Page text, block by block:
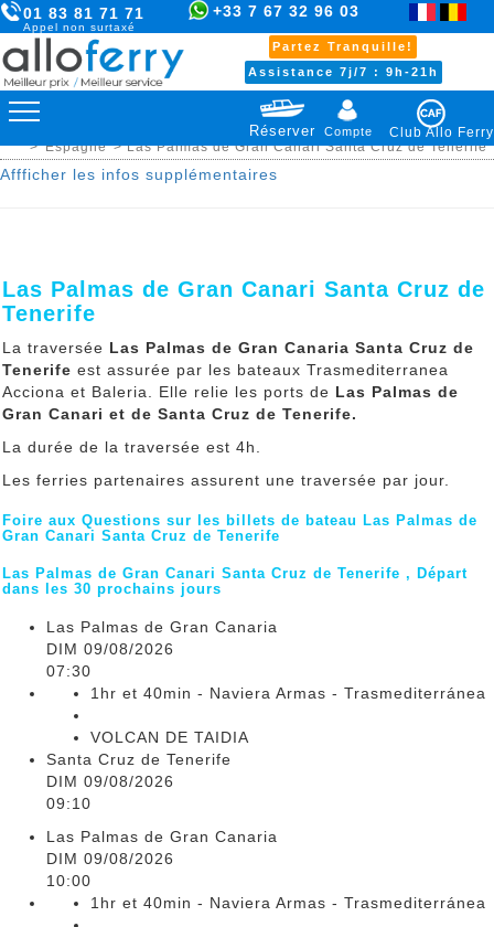
01 83 81 71 71
Appel non surtaxé
+33 7 67 32 96 03
Partez Tranquille!
Assistance 7j/7 : 9h-21h
Réserver Compte
Club Allo Ferry
>Espagne> Las Palmas de Gran Canari Santa Cruz de Tenerife
Affficher les infos supplémentaires
Las Palmas de Gran Canari Santa Cruz de
Tenerife
La traversée Las Palmas de Gran Canaria Santa Cruz de
Tenerife est assurée par les bateaux Trasmediterranea
Acciona et Baleria. Elle relie les ports de Las Palmas de
Gran Canari et de Santa Cruz de Tenerife.
La durée de la traversée est 4h.
Les ferries partenaires assurent une traversée par jour.
Foire aux Questions sur les billets de bateau Las Palmas de
Gran Canari Santa Cruz de Tenerife
Las Palmas de Gran Canari Santa Cruz de Tenerife , Départ
dans les 30 prochains jours
Las Palmas de Gran Canaria
DIM 09/08/2026
07:30
1hr et 40min - Naviera Armas - Trasmediterránea
VOLCAN DE TAIDIA
Santa Cruz de Tenerife
DIM 09/08/2026
09:10
Las Palmas de Gran Canaria
DIM 09/08/2026
10:00
1hr et 40min - Naviera Armas - Trasmediterránea